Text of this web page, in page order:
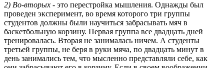
2) Во-вторых - это перестройка мышления. Однажды был
проведен эксперимент, во время которого три группы
студентов должны были научиться забрасывать мяч в
баскетбольную корзину. Первая группа все двадцать дней
тренировалась. Вторая не занималась ничем. А студенты
третьей группы, не беря в руки мяча, по двадцать минут в
день занимались тем, что мысленно представляли себе, как